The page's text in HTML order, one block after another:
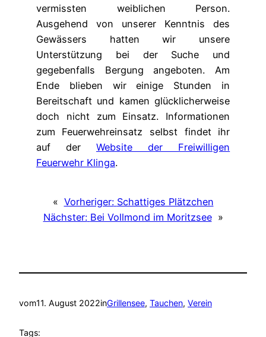
vermissten weiblichen Person.
Ausgehend von unserer Kenntnis des
Gewässers hatten wir unsere
Unterstützung bei der Suche und
gegebenfalls Bergung angeboten. Am
Ende blieben wir einige Stunden in
Bereitschaft und kamen glücklicherweise
doch nicht zum Einsatz. Informationen
zum Feuerwehreinsatz selbst findet ihr
auf der Website der Freiwilligen
Feuerwehr Klinga.
« Vorheriger: Schattiges Plätzchen
Nächster: Bei Vollmond im Moritzsee »
vom11. August 2022inGrillensee, Tauchen, Verein
Tags: